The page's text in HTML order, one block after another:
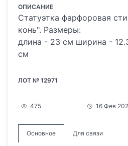
ОПИСАНИЕ
Статуэтка фарфоровая
конь". Размеры:
длина - 23 см ширина -
см
ЛОТ № 12971
475 16 Фев
Основное Для связи